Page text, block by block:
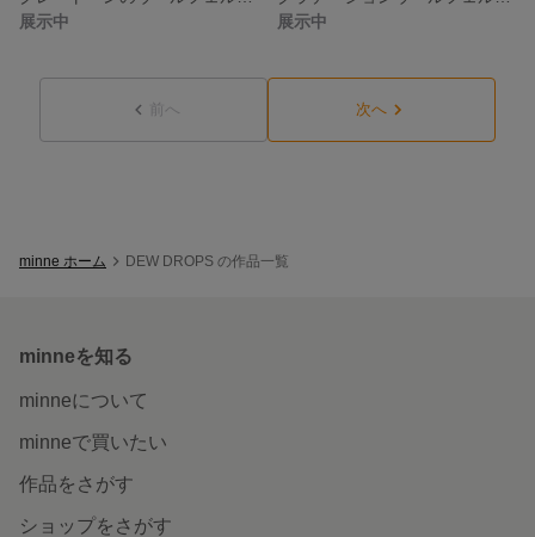
展示中
展示中
前へ 次へ
minne ホーム DEW DROPS の作品一覧
minneを知る
minneについて
minneで買いたい
作品をさがす
ショップをさがす